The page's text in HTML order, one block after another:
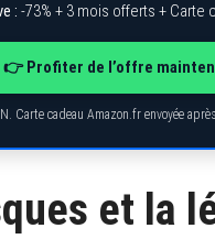
: -73% + 3 mois offerts + Carte
👉 Profiter de l’offre
Carte cadeau Amazon.fr envoyée
et la